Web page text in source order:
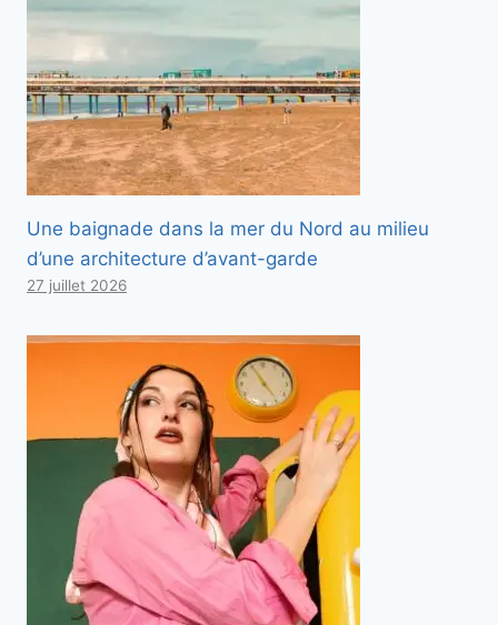
Une baignade dans la mer du Nord au milieu
d’une architecture d’avant-garde
27 juillet 2026